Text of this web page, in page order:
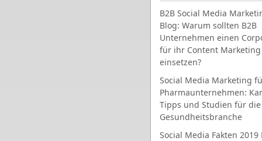
B2B Social Media
Blog: Warum sollten B2B
Unternehmen einen
für ihr Content Marketing
einsetzen?
Social Media Marketing
Pharmaunternehmen:
Tipps und Studien für die
Gesundheitsbranche
Social Media Fakten 2019